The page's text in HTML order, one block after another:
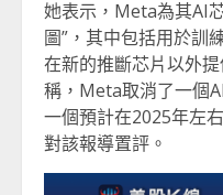
她表示，Meta為其AI
圖”，其中包括用於訓
在新的推斷芯片以外
稱，Meta取消了一個
一個預計在2025年左
對該報導置評。